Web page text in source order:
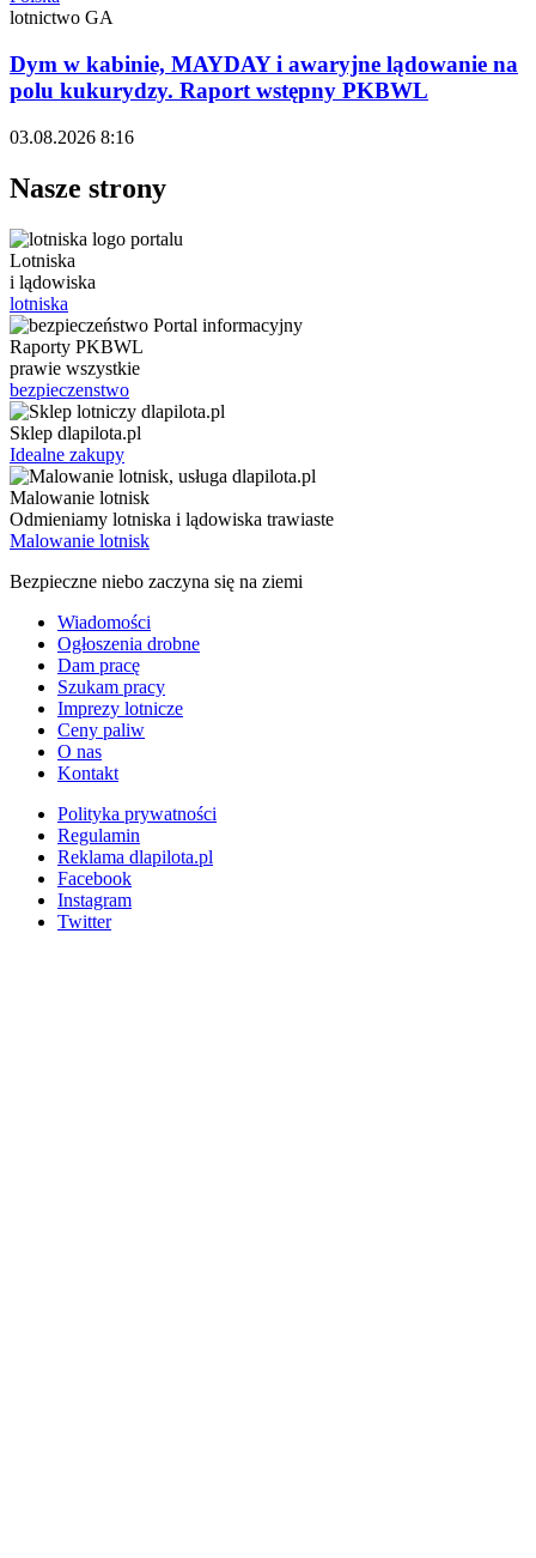
lotnictwo GA
Dym w kabinie, MAYDAY i awaryjne lądowanie na
polu kukurydzy. Raport wstępny PKBWL
03.08.2026 8:16
Nasze strony
Lotniska
i lądowiska
lotniska
Raporty PKBWL
prawie wszystkie
bezpieczenstwo
Sklep dlapilota.pl
Idealne zakupy
Malowanie lotnisk
Odmieniamy lotniska i lądowiska trawiaste
Malowanie lotnisk
Bezpieczne niebo zaczyna się na ziemi
Wiadomości
Ogłoszenia drobne
Dam pracę
Szukam pracy
Imprezy lotnicze
Ceny paliw
O nas
Kontakt
Polityka prywatności
Regulamin
Reklama dlapilota.pl
Facebook
Instagram
Twitter